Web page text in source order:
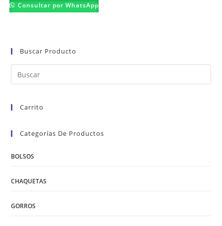
Consultar por WhatsApp
Buscar Producto
Carrito
Categorías De Productos
BOLSOS
CHAQUETAS
GORROS